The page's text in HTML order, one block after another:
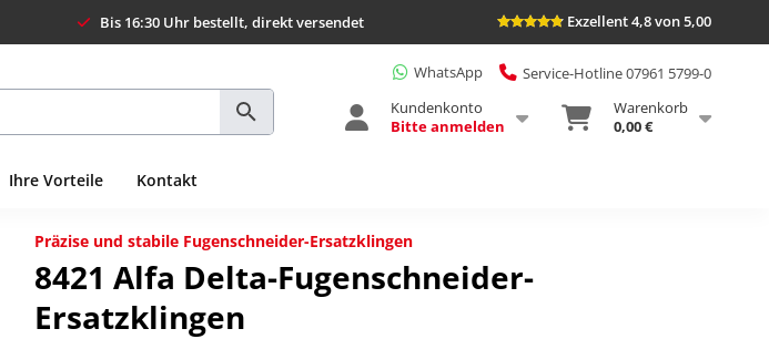
Bis 16:30 Uhr bestellt, direkt versendet Exzellent 4,8 von 5,00
WhatsApp
Service-Hotline 07961 5799-0
Kundenkonto
Bitte anmelden
Warenkorb
0,00 €
Ihre Vorteile Kontakt
Präzise und stabile Fugenschneider-Ersatzklingen
8421 Alfa Delta-Fugenschneider-
Ersatzklingen